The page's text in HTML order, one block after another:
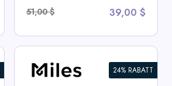
51,00 $
39,00 $
24% RABATT